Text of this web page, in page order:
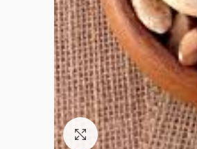
Click to enlarge